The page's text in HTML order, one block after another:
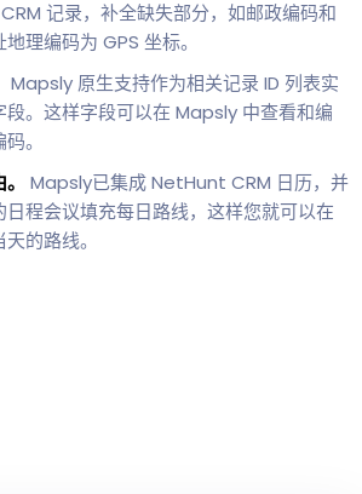
记录，补全缺失部分，如邮政编码和
理编码为 GPS 坐标。
Mapsly 原生支持作为相关记录 ID 列表实
段。这样字段可以在 Mapsly 中查看和编
。
Mapsly已集成 NetHunt CRM 日历，并
程会议填充每日路线，这样您就可以在
的路线。